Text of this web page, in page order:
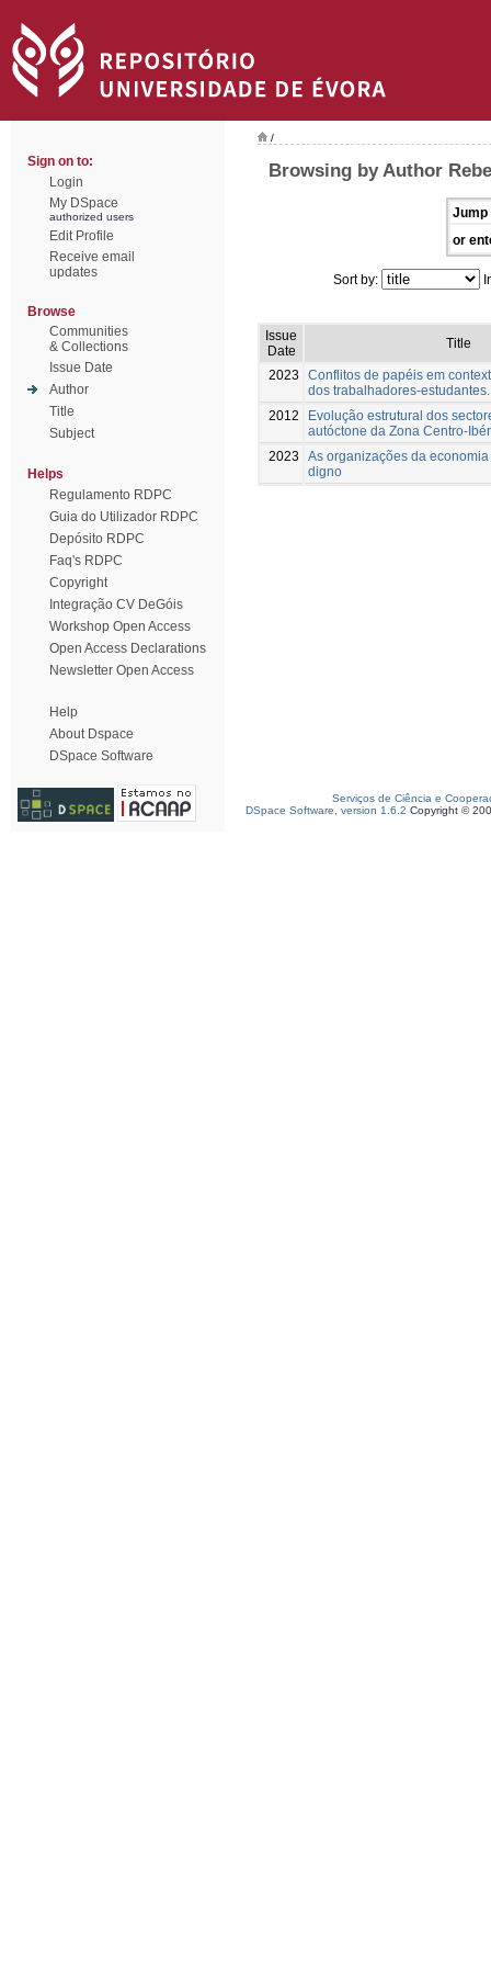
Sign on to:
Login
My DSpace
authorized users
Edit Profile
Receive email
updates
Browse
Communities
& Collections
Issue Date
Author
Title
Subject
Helps
Regulamento RDPC
Guia do Utilizador RDPC
Depósito RDPC
Faq's RDPC
Copyright
Integração CV DeGóis
Workshop Open Access
Open Access Declarations
Newsletter Open Access
Help
About Dspace
DSpace Software
/
Browsing by Author
Jump
or
Sort by:
Issue
Date
Title
2023
Conflitos de papéis em
dos trabalhadores-estudantes.
2012
Evolução estrutural dos
autóctone da Zona Centro-
2023
As organizações da
digno
Serviços de Ciência e
DSpace Software, version 1.6.2 Copyright ©